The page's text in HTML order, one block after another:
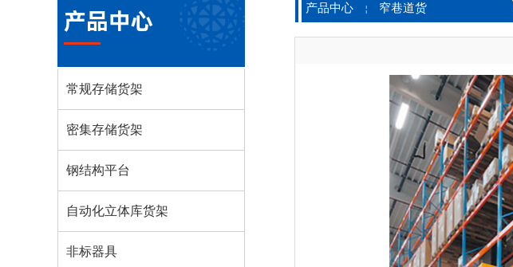
网站首页 产品中心 ￤ 窄巷道货
产品中心
常规存储货架
密集存储货架
钢结构平台
自动化立体库货架
非标器具